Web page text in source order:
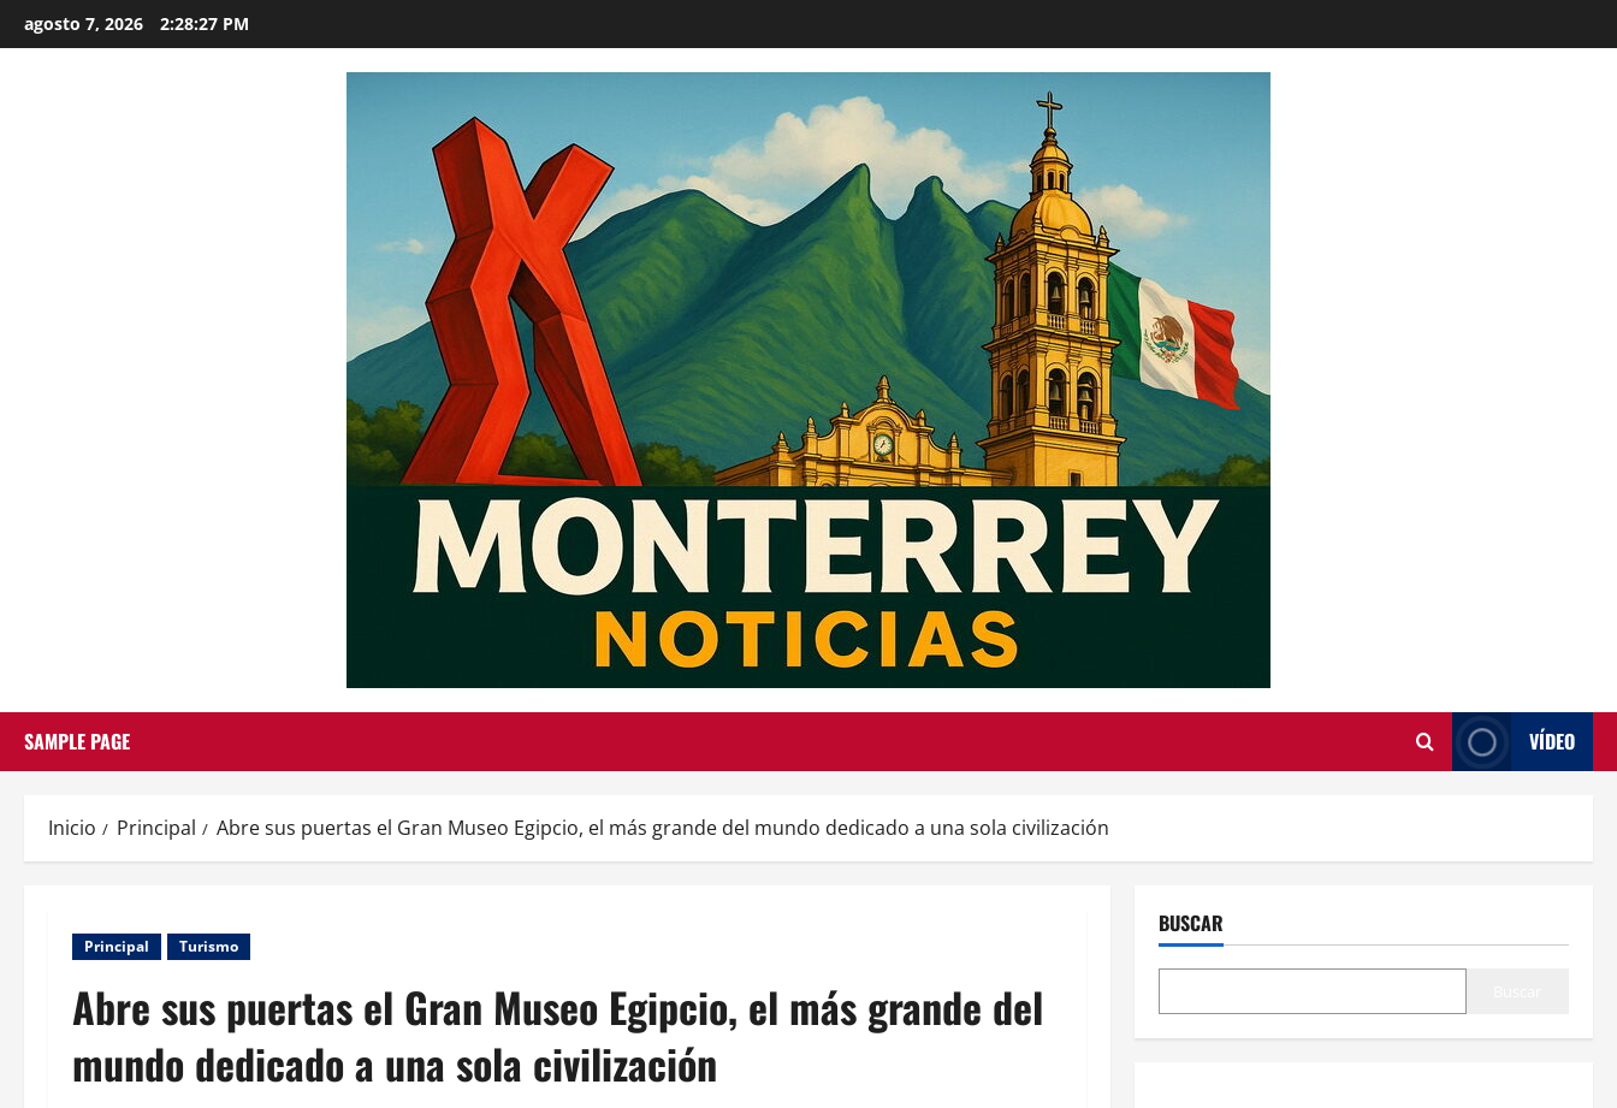
al
agosto 7, 2026 2:28:28 PM
SAMPLE PAGE VÍDEO
Inicio Principal Abre sus puertas el Gran Museo Egipcio, el más grande del mundo dedicado a una sola civilización
Principal Turismo
Abre sus puertas el Gran Museo Egipcio, el más grande del
mundo dedicado a una sola civilización
BUSCAR